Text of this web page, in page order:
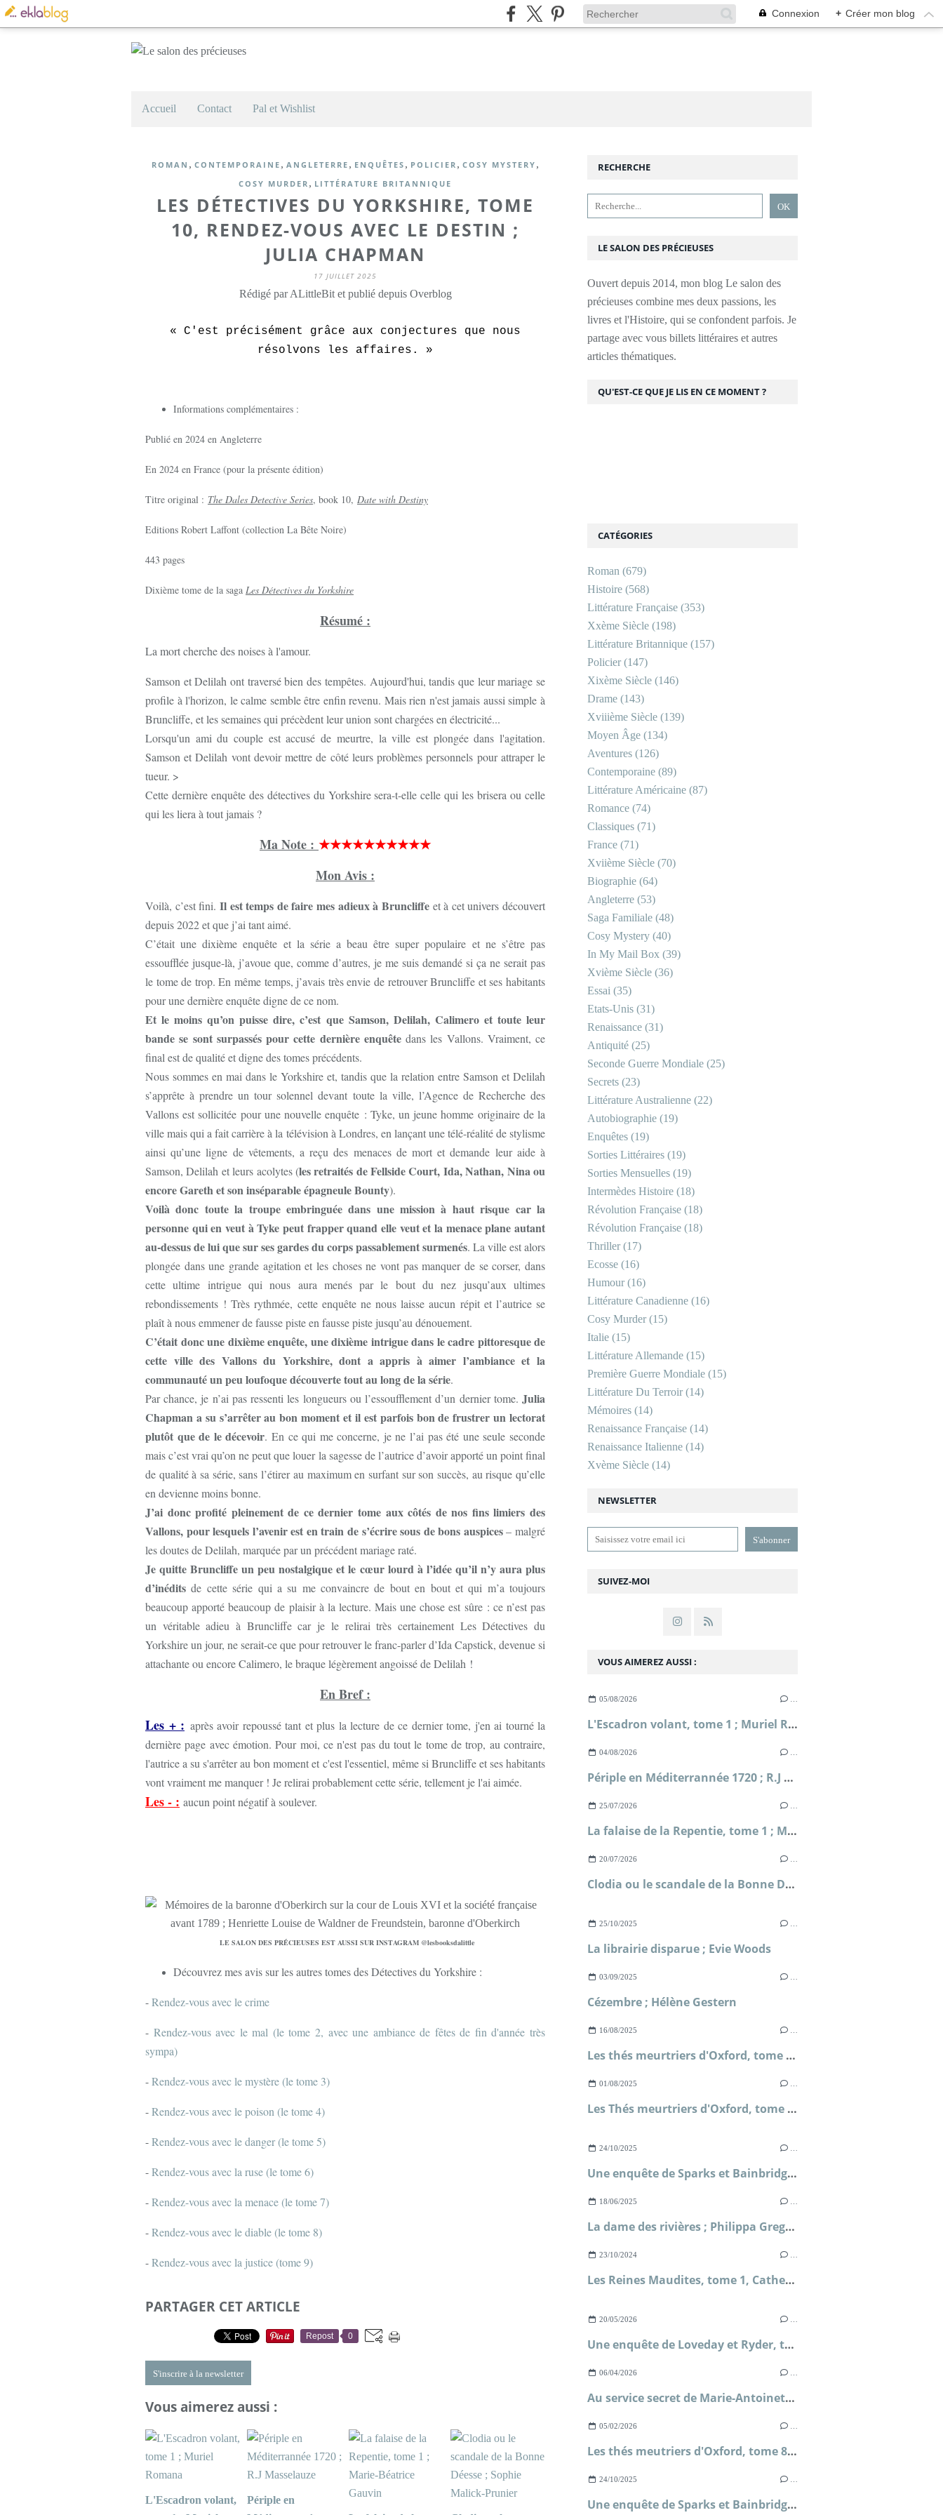
Connexion + Créer mon blog
Accueil Contact Pal et Wishlist
ROMAN , CONTEMPORAINE , ANGLETERRE , ENQUÊTES , POLICIER , COSY MYSTERY ,
COSY MURDER , LITTÉRATURE BRITANNIQUE
LES DÉTECTIVES DU YORKSHIRE, TOME
10, RENDEZ-VOUS AVEC LE DESTIN ;
JULIA CHAPMAN
17 JUILLET 2025
Rédigé par ALittleBit et publié depuis Overblog
« C'est précisément grâce aux conjectures que nous
résolvons les affaires. »
Informations complémentaires :
Publié en 2024 en Angleterre
En 2024 en France (pour la présente édition)
Titre original : The Dales Detective Series, book 10, Date with Destiny
Editions Robert Laffont (collection La Bête Noire)
443 pages
Dixième tome de la saga Les Détectives du Yorkshire
Résumé :
La mort cherche des noises à l'amour.
Samson et Delilah ont traversé bien des tempêtes. Aujourd'hui, tandis que leur mariage se
profile à l'horizon, le calme semble être enfin revenu. Mais rien n'est jamais aussi simple à
Bruncliffe, et les semaines qui précèdent leur union sont chargées en électricité...
Lorsqu'un ami du couple est accusé de meurtre, la ville est plongée dans l'agitation.
Samson et Delilah vont devoir mettre de côté leurs problèmes personnels pour attraper le
tueur. >
Cette dernière enquête des détectives du Yorkshire sera-t-elle celle qui les brisera ou celle
qui les liera à tout jamais ?
Ma Note : ★★★★★★★★★★
Mon Avis :
Voilà, c’est fini. Il est temps de faire mes adieux à Bruncliffeet à cet univers découvert
depuis 2022 et que j’ai tant aimé.
C’était une dixième enquête et la série a beau être super populaire et ne s’être pas
essoufflée jusque-là, j’avoue que, comme d’autres, je me suis demandé si ça ne serait pas
le tome de trop. En même temps, j’avais très envie de retrouver Bruncliffe et ses habitants
pour une dernière enquête digne de ce nom.
Et le moins qu’on puisse dire, c’est que Samson, Delilah, Calimero et toute leur
bande se sont surpassés pour cette dernière enquêtedans les Vallons. Vraiment, ce
final est de qualité et digne des tomes précédents.
Nous sommes en mai dans le Yorkshire et, tandis que la relation entre Samson et Delilah
s’apprête à prendre un tour solennel devant toute la ville, l’Agence de Recherche des
Vallons est sollicitée pour une nouvelle enquête : Tyke, un jeune homme originaire de la
ville mais qui a fait carrière à la télévision à Londres, en lançant une télé-réalité de stylisme
ainsi qu’une ligne de vêtements, a reçu des menaces de mort et demande leur aide à
Samson, Delilah et leurs acolytes (les retraités de Fellside Court, Ida, Nathan, Nina ou
encore Gareth et son inséparable épagneule Bounty).
Voilà donc toute la troupe embringuée dans une mission à haut risque car la
personne qui en veut à Tyke peut frapper quand elle veut et la menace plane autant
au-dessus de lui que sur ses gardes du corps passablement surmenés. La ville est alors
plongée dans une grande agitation et les choses ne vont pas manquer de se corser, dans
cette ultime intrigue qui nous aura menés par le bout du nez jusqu’aux ultimes
rebondissements ! Très rythmée, cette enquête ne nous laisse aucun répit et l’autrice se
plaît à nous emmener de fausse piste en fausse piste jusqu’au dénouement.
C’était donc une dixième enquête, une dixième intrigue dans le cadre pittoresque de
cette ville des Vallons du Yorkshire, dont a appris à aimer l’ambiance et la
communauté un peu loufoque découverte tout au long de la série.
Par chance, je n’ai pas ressenti les longueurs ou l’essoufflement d’un dernier tome. Julia
Chapman a su s’arrêter au bon moment et il est parfois bon de frustrer un lectorat
plutôt que de le décevoir. En ce qui me concerne, je ne l’ai pas été une seule seconde
mais c’est vrai qu’on ne peut que louer la sagesse de l’autrice d’avoir apporté un point final
de qualité à sa série, sans l’étirer au maximum en surfant sur son succès, au risque qu’elle
en devienne moins bonne.
J’ai donc profité pleinement de ce dernier tome aux côtés de nos fins limiers des
Vallons, pour lesquels l’avenir est en train de s’écrire sous de bons auspices– malgré
les doutes de Delilah, marquée par un précédent mariage raté.
Je quitte Bruncliffe un peu nostalgique et le cœur lourd à l’idée qu’il n’y aura plus
d’inédits de cette série qui a su me convaincre de bout en bout et qui m’a toujours
beaucoup apporté beaucoup de plaisir à la lecture. Mais une chose est sûre : ce n’est pas
un véritable adieu à Bruncliffe car je le relirai très certainement Les Détectives du
Yorkshire un jour, ne serait-ce que pour retrouver le franc-parler d’Ida Capstick, devenue si
attachante ou encore Calimero, le braque légèrement angoissé de Delilah !
En Bref :
Les + : après avoir repoussé tant et plus la lecture de ce dernier tome, j'en ai tourné la
dernière page avec émotion. Pour moi, ce n'est pas du tout le tome de trop, au contraire,
l'autrice a su s'arrêter au bon moment et c'est l'essentiel, même si Bruncliffe et ses habitants
vont vraiment me manquer ! Je relirai probablement cette série, tellement je l'ai aimée.
Les - : aucun point négatif à soulever.
LE SALON DES PRÉCIEUSES EST AUSSI SUR INSTAGRAM @lesbooksdalittle
Découvrez mes avis sur les autres tomes des Détectives du Yorkshire :
-Rendez-vous avec le crime
- Rendez-vous avec le mal (le tome 2, avec une ambiance de fêtes de fin d'année très
sympa)
-Rendez-vous avec le mystère (le tome 3)
-Rendez-vous avec le poison (le tome 4)
-Rendez-vous avec le danger (le tome 5)
-Rendez-vous avec la ruse (le tome 6)
-Rendez-vous avec la menace (le tome 7)
-Rendez-vous avec le diable (le tome 8)
-Rendez-vous avec la justice (tome 9)
PARTAGER CET ARTICLE
Repost 0
S'inscrire à la newsletter
Vous aimerez aussi :
L'Escadron volant,
Périple en
NEWSLETTER
SUIVEZ-MOI
RECHERCHE
LE SALON DES PRÉCIEUSES
Ouvert depuis 2014, mon blog Le salon des
précieuses combine mes deux passions, les
livres et l'Histoire, qui se confondent parfois. Je
partage avec vous billets littéraires et autres
articles thématiques.
VOUS AIMEREZ AUSSI :
05/08/2026
L'Escadron volant, tome 1 ; Muriel Romana
04/08/2026
Périple en Méditerrannée 1720 ; R.J Masselauze
25/07/2026
La falaise de la Repentie, tome 1 ; Marie-Béatrice Gauvin
20/07/2026
Clodia ou le scandale de la Bonne Déesse ; Sophie Malick-Prunier
25/10/2025
La librairie disparue ; Evie Woods
03/09/2025
Cézembre ; Hélène Gestern
16/08/2025
Les thés meurtriers d'Oxford, tome 6, Les entremets tueurs ; H.Y Hanna
01/08/2025
Les Thés meurtriers d'Oxford, tome 5, Tôt ou tarte ; H.Y Hanna
24/10/2025
Une enquête de Sparks et Bainbridge, tome 2, Un mariage royal ; Allison Montclair
18/06/2025
La dame des rivières ; Philippa Gregory
23/10/2024
Les Reines Maudites, tome 1, Catherine d'Aragon ; Alison Weir
20/05/2026
Une enquête de Loveday et Ryder, tome 4, Le secret de Briar's Hall ; Faith Martin
06/04/2026
Au service secret de Marie-Antoinette, tome 9, Mort sur le fil ; Frédéric Lenormand
05/02/2026
Les thés meutriers d'Oxford, tome 8, Advienne que mourra ; H.Y Hanna
24/10/2025
Une enquête de Sparks et Bainbridge, tome 2, Un mariage royal ; Allison Montclair
CATÉGORIES
Roman (679)
Histoire (568)
Littérature Française (353)
Xxème Siècle (198)
Littérature Britannique (157)
Policier(147)
Xixème Siècle (146)
Drame (143)
Xviiième Siècle (139)
Moyen Âge (134)
Aventures (126)
Contemporaine (89)
Littérature Américaine (87)
Romance (74)
Classiques (71)
France (71)
Xviième Siècle (70)
Biographie (64)
Angleterre (53)
Saga Familiale (48)
Cosy Mystery (40)
In My Mail Box (39)
Xvième Siècle (36)
Essai (35)
Etats-Unis (31)
Renaissance (31)
Antiquité (25)
Seconde Guerre Mondiale (25)
Secrets (23)
Littérature Australienne (22)
Autobiographie (19)
Enquêtes (19)
Sorties Littéraires (19)
Sorties Mensuelles (19)
Intermèdes Histoire (18)
Révolution Française (18)
Révolution Française (18)
Thriller(17)
Ecosse (16)
Humour(16)
Littérature Canadienne (16)
Cosy Murder(15)
Italie (15)
Littérature Allemande (15)
Première Guerre Mondiale (15)
Littérature Du Terroir(14)
Mémoires (14)
Renaissance Française (14)
Renaissance Italienne (14)
Xvème Siècle (14)
QU'EST-CE QUE JE LIS EN CE MOMENT ?